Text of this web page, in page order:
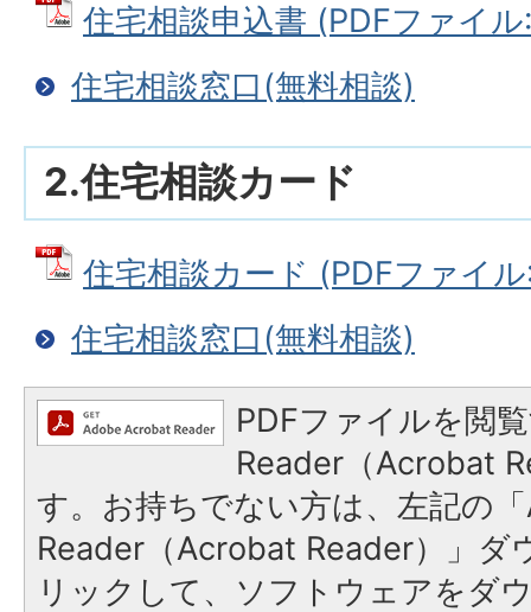
住宅相談申込書 (PDFファイル
住宅相談窓口(無料相談)
2.住宅相談カード
住宅相談カード (PDFファイ
住宅相談窓口(無料相談)
PDFファイルを閲
Reader（Acrobat
す。お持ちでない方は、左記の
Reader（Acrobat Reader）」ダ
リックして、ソフトウェアをダ